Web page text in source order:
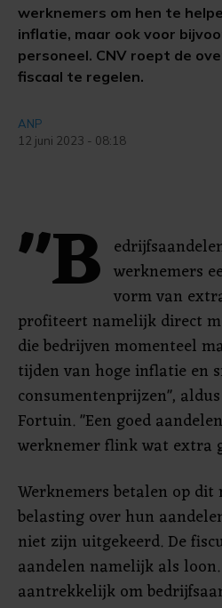
werknemers om hen te
inflatie, maar ook voor
personeel. CNV roept de
fiscaal te regelen.
ANP
12 juni 2023 - 08:18
"B werknemers
vorm van
profiteert namelijk direct
die bedrijven momenteel
tijden van hoge inflatie en
consumentenprijzen",
Fortuin. "Een goed
werknemer flink wat extra
Werknemers betalen op
belasting over hun
niet zijn uitgekeerd. De
aandelen namelijk als
aantrekkelijk om